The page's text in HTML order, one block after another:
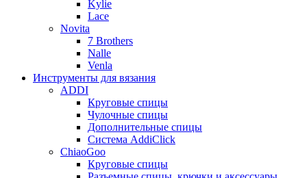
Kylie
Lace
Novita
7 Brothers
Nalle
Venla
Инструменты для вязания
ADDI
Круговые спицы
Чулочные спицы
Дополнительные спицы
Система AddiClick
ChiaoGoo
Круговые спицы